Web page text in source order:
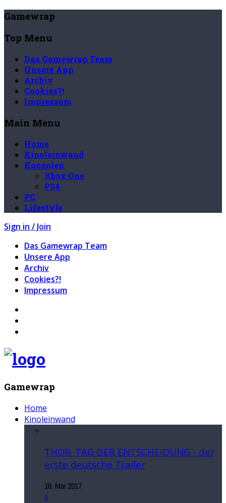
Gamewrap
Top Menu
Das Gamewrap Team
Unsere App
Archiv
Cookies?!
Impressum
Main Menu
Home
Kinoleinwand
Konsolen
Xbox One
PS4
PC
Lifestyle
Sign in / Join
Das Gamewrap Team
Unsere App
Archiv
Cookies?!
Impressum
Gamewrap
Home
Kinoleinwand
THOR: TAG DER ENTSCHEIDUNG - der
erste deutsche Trailer
16. Mai 2017
0